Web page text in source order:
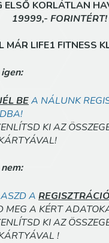
ELSŐ KORLÁTLAN
19999,- FORINTÉRT!
MÁR LIFE1 FITNESS
BEA NÁLUNK
KI AZ
A REGISZTRÁCIÓ
MEG A KÉRT
KI AZ
!